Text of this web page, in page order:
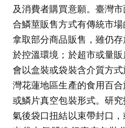
及消費者購買意願。臺灣
合鱗莖販售方式有傳統市
拿取部分商品販售，雖仍
於控溫環境；於超市或量
會以盒裝或袋裝含介質方
灣花蓮地區生產的食用百
或鱗片真空包裝形式。研
氣後袋口扭結以束帶封口